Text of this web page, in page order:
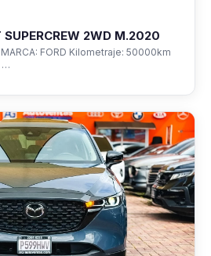
SUPERCREW 2WD M.2020
FORD Kilometraje: 50000km
…